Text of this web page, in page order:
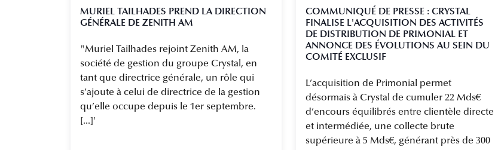
MURIEL TAILHADES PREND LA DIRECTION
GÉNÉRALE DE ZENITH AM
"Muriel Tailhades rejoint Zenith AM, la
société de gestion du groupe Crystal, en
tant que directrice générale, un rôle qui
s’ajoute à celui de directrice de la gestion
qu’elle occupe depuis le 1er septembre.
[...]'
COMMUNIQUÉ DE PRESSE : CRYSTAL
FINALISE L'ACQUISITION DES ACTIVITÉS
DE DISTRIBUTION DE PRIMONIAL ET
ANNONCE DES ÉVOLUTIONS AU SEIN DU
COMITÉ EXCLUSIF
L’acquisition de Primonial permet
désormais à Crystal de cumuler 22 Mds€
d’encours équilibrés entre clientèle directe
et intermédiée, une collecte brute
supérieure à 5 Mds€, générant près de 300